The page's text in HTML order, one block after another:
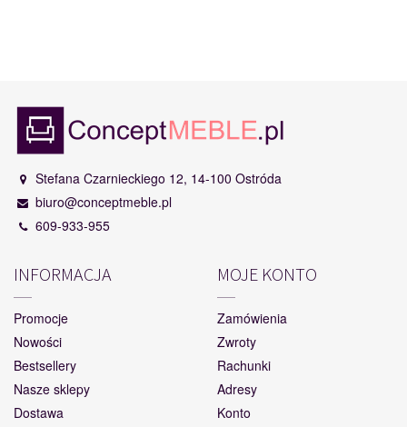
Stefana Czarnieckiego 12, 14-100 Ostróda
biuro@conceptmeble.pl
609-933-955
INFORMACJA
Promocje
Nowości
Bestsellery
Nasze sklepy
Dostawa
MOJE KONTO
Zamówienia
Zwroty
Rachunki
Adresy
Konto